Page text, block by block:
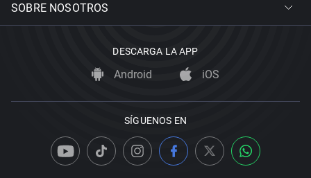
SOBRE NOSOTROS
DESCARGA LA APP
Android iOS
SÍGUENOS EN